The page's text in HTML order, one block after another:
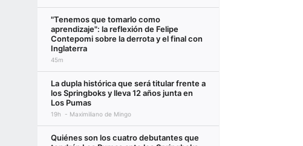
"Tenemos que tomarlo como
aprendizaje": la reflexión de Felipe
Contepomi sobre la derrota y el final con
Inglaterra
45m
La dupla histórica que será titular frente a
los Springboks y lleva 12 años junta en
Los Pumas
19h Maximiliano de Mingo
Quiénes son los cuatro debutantes que